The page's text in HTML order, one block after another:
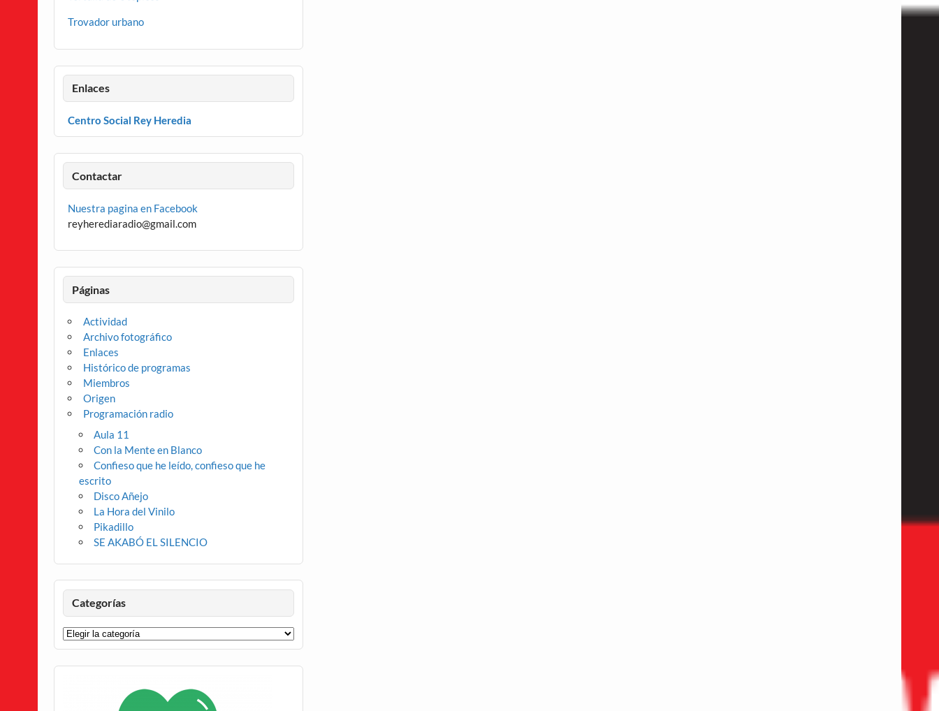
Trovador urbano
Enlaces
Centro Social Rey Heredia
Contactar
Nuestra pagina en Facebook
reyherediaradio@gmail.com
Páginas
Actividad
Archivo fotográfico
Enlaces
Histórico de programas
Miembros
Origen
Programación radio
Aula 11
Con la Mente en Blanco
Confieso que he leído, confieso que he
escrito
Disco Añejo
La Hora del Vinilo
Pikadillo
SE AKABÓ EL SILENCIO
Categorías
Categorías